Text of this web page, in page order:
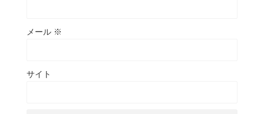
メール ※
サイト